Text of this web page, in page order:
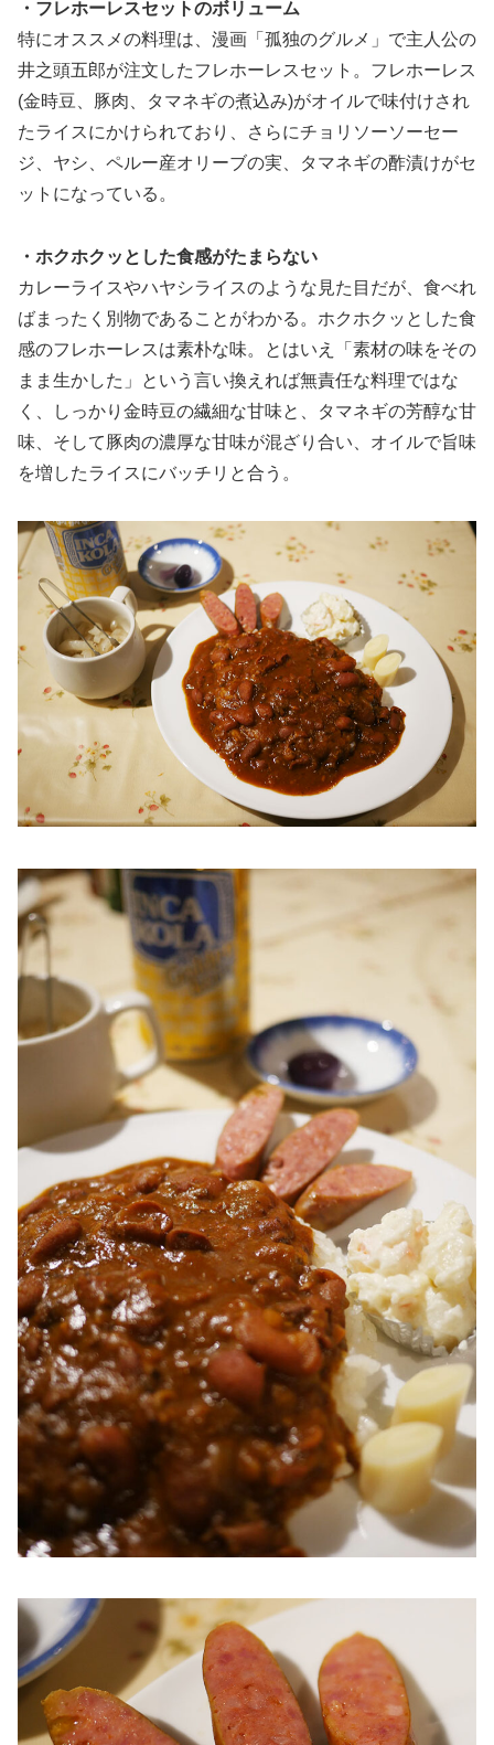
・フレホーレスセットのボリューム
特にオススメの料理は、漫画「孤独のグルメ」で主人公の
井之頭五郎が注文したフレホーレスセット。フレホーレス
(金時豆、豚肉、タマネギの煮込み)がオイルで味付けされ
たライスにかけられており、さらにチョリソーソーセー
ジ、ヤシ、ペルー産オリーブの実、タマネギの酢漬けがセ
ットになっている。
・ホクホクッとした食感がたまらない
カレーライスやハヤシライスのような見た目だが、食べれ
ばまったく別物であることがわかる。ホクホクッとした食
感のフレホーレスは素朴な味。とはいえ「素材の味をその
まま生かした」という言い換えれば無責任な料理ではな
く、しっかり金時豆の繊細な甘味と、タマネギの芳醇な甘
味、そして豚肉の濃厚な甘味が混ざり合い、オイルで旨味
を増したライスにバッチリと合う。